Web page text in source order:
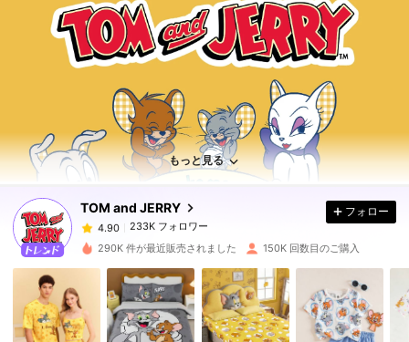
もっと見る
TOM and JERRY
4.90 233K フォロワー
4.90 233K フォロワー
4.90
233K フォロワー
t***m
は1日前に購入しました
4.90 233K フォロワー
4.90 233K フォロワー
フォロー
290K 件が最近販売されました 150K 回数目のご購入